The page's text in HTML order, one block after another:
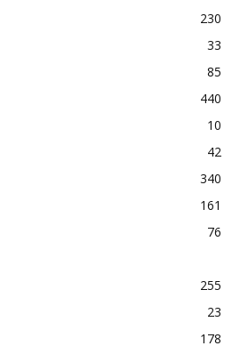
230
33
85
440
10
42
340
161
76
255
23
178